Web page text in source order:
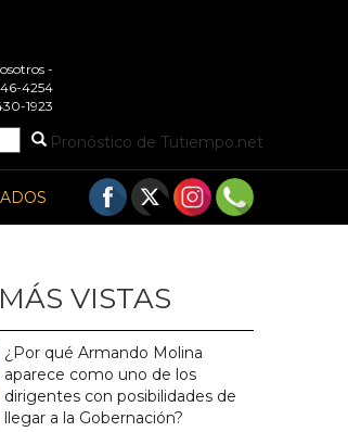
-
4254
1923
Pronóstico de Tutiempo.net
VISTAS
¿Por qué Armando Molina
aparece como uno de los
dirigentes con posibilidades de
llegar a la Gobernación?